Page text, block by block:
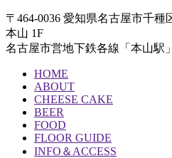
〒464-0036 愛知県名古屋市千種
本山 1F
名古屋市営地下鉄各線「本山駅」
HOME
ABOUT
CHEESE CAKE
BEER
FOOD
FLOOR GUIDE
INFO＆ACCESS